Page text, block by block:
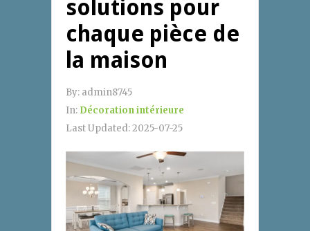
solutions pour
chaque pièce de
la maison
By: admin8745
In: Décoration intérieure
Last Updated:2025-07-25